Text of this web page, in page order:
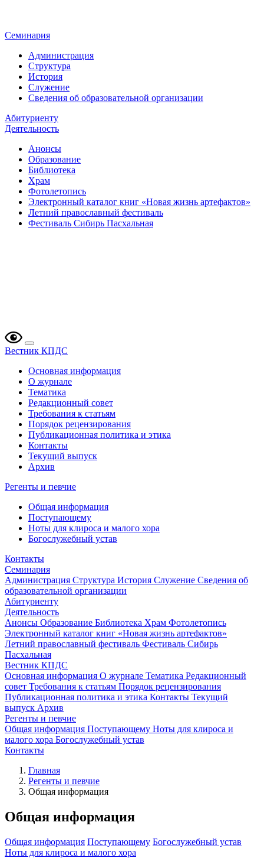
Семинария
Администрация
Структура
История
Служение
Сведения об образовательной организации
Абитуриенту
Деятельность
Анонсы
Образование
Библиотека
Храм
Фотолетопись
Электронный каталог книг «Новая жизнь артефактов»
Летний православный фестиваль
Фестиваль Сибирь Пасхальная
Вестник КПДС
Основная информация
О журнале
Тематика
Редакционный совет
Требования к статьям
Порядок рецензирования
Публикационная политика и этика
Контакты
Текущий выпуск
Архив
Регенты и певчие
Общая информация
Поступающему
Ноты для клироса и малого хора
Богослужебный устав
Контакты
Семинария
Администрация Структура История Служение Сведения об
образовательной организации
Абитуриенту
Деятельность
Анонсы Образование Библиотека Храм Фотолетопись
Электронный каталог книг «Новая жизнь артефактов»
Летний православный фестиваль Фестиваль Сибирь
Пасхальная
Вестник КПДС
Основная информация О журнале Тематика Редакционный
совет Требования к статьям Порядок рецензирования
Публикационная политика и этика Контакты Текущий
выпуск Архив
Регенты и певчие
Общая информация Поступающему Ноты для клироса и
малого хора Богослужебный устав
Контакты
Главная
Регенты и певчие
Общая информация
Общая информация
Общая информация Поступающему Богослужебный устав
Ноты для клироса и малого хора